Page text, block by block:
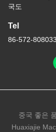
국도
Tel
86-572-
중국 좋은
Huaxiajie